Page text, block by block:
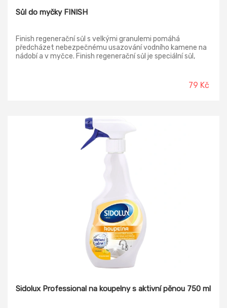
Sůl do myčky FINISH
Finish regenerační sůl s velkými granulemi pomáhá
předcházet nebezpečnému usazování vodního kamene na
nádobí a v myčce. Finish regenerační sůl je speciální sůl,
změkčení vody v myčce a zvyšuje tak čisticí efekt mycího
79 Kč
Sidolux Professional na koupelny s aktivní pěnou 750 ml